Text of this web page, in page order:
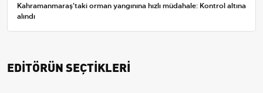
Kahramanmaraş'taki orman yangınına hızlı müdahale: Kontrol altına
alındı
EDİTÖRÜN SEÇTİKLERİ